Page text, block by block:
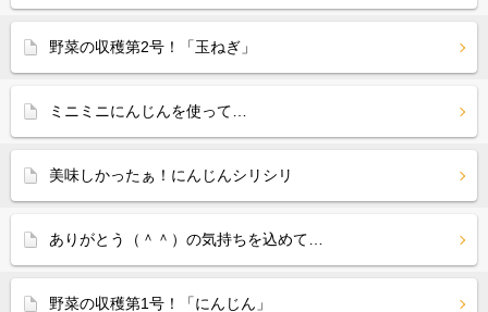
野菜の収穫第2号！「玉ねぎ」
ミニミニにんじんを使って…
美味しかったぁ！にんじんシリシリ
ありがとう（＾＾）の気持ちを込めて…
野菜の収穫第1号！「にんじん」